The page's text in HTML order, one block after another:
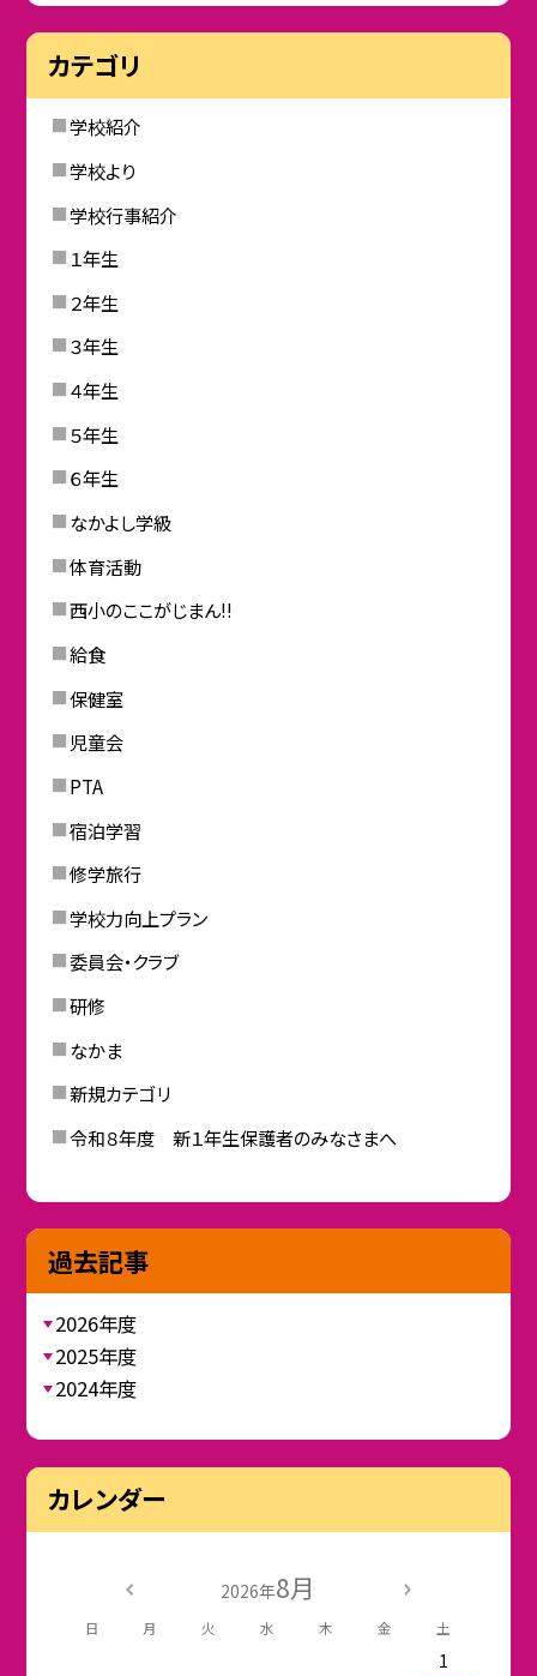
カテゴリ
学校紹介
学校より
学校行事紹介
１年生
２年生
３年生
４年生
５年生
６年生
なかよし学級
体育活動
西小のここがじまん!!
給食
保健室
児童会
PTA
宿泊学習
修学旅行
学校力向上プラン
委員会・クラブ
研修
なかま
新規カテゴリ
令和８年度 新１年生保護者のみなさまへ
過去記事
2026年度
2025年度
2024年度
カレンダー
2026年8月
日 月 火 水 木 金 土
1